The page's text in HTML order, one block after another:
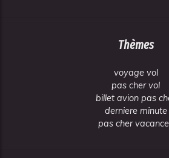
Thèmes
voyage vol
pas cher vol
billet avion pas
derniere minute
pas cher